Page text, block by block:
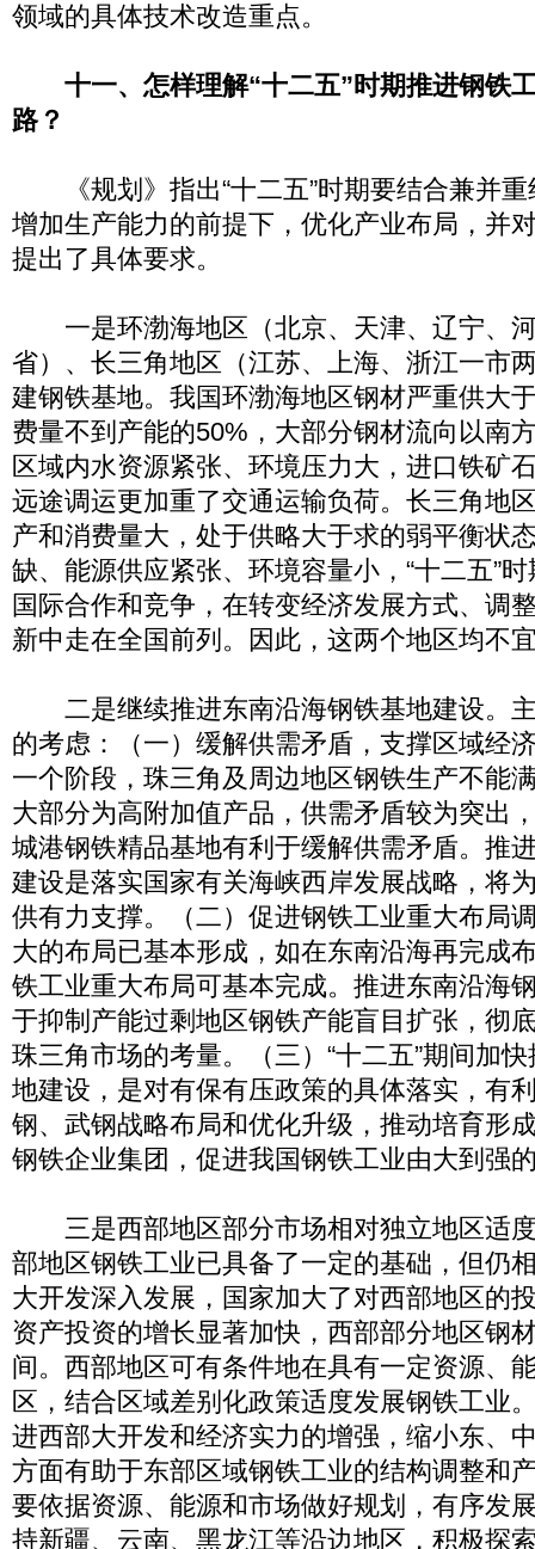
领域的具体技术改造重点。
十一、怎样理解“十二五”时期推进钢铁
路？
《规划》指出“十二五”时期要结合兼并重
增加生产能力的前提下，优化产业布局，并
提出了具体要求。
一是环渤海地区（北京、天津、辽宁、
省）、长三角地区（江苏、上海、浙江一市
建钢铁基地。我国环渤海地区钢材严重供大
费量不到产能的50%，大部分钢材流向以南
区域内水资源紧张、环境压力大，进口铁矿
远途调运更加重了交通运输负荷。长三角地
产和消费量大，处于供略大于求的弱平衡状
缺、能源供应紧张、环境容量小，“十二五”
国际合作和竞争，在转变经济发展方式、调
新中走在全国前列。因此，这两个地区均不
二是继续推进东南沿海钢铁基地建设。
的考虑：（一）缓解供需矛盾，支撑区域经
一个阶段，珠三角及周边地区钢铁生产不能
大部分为高附加值产品，供需矛盾较为突出
城港钢铁精品基地有利于缓解供需矛盾。推
建设是落实国家有关海峡西岸发展战略，将
供有力支撑。（二）促进钢铁工业重大布局
大的布局已基本形成，如在东南沿海再完成
铁工业重大布局可基本完成。推进东南沿海
于抑制产能过剩地区钢铁产能盲目扩张，彻
珠三角市场的考量。（三）“十二五”期间加
地建设，是对有保有压政策的具体落实，有
钢、武钢战略布局和优化升级，推动培育形
钢铁企业集团，促进我国钢铁工业由大到强
三是西部地区部分市场相对独立地区适
部地区钢铁工业已具备了一定的基础，但仍
大开发深入发展，国家加大了对西部地区的
资产投资的增长显著加快，西部部分地区钢
间。西部地区可有条件地在具有一定资源、
区，结合区域差别化政策适度发展钢铁工业
进西部大开发和经济实力的增强，缩小东、
方面有助于东部区域钢铁工业的结构调整和
要依据资源、能源和市场做好规划，有序发
持新疆、云南、黑龙江等沿边地区，积极探